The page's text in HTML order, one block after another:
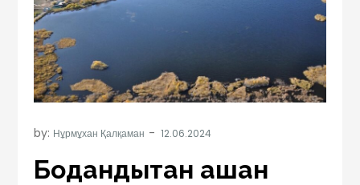
by: Нұрмұхан Қалқаман
Бодандықтан қашан